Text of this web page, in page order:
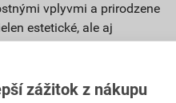
vplyvmi a prirodzene
estetické, ale aj
prekryje dva rady škridiel.
zážitok z nákupu